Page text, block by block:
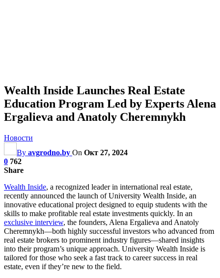
Wealth Inside Launches Real Estate
Education Program Led by Experts Alena
Ergalieva and Anatoly Cheremnykh
Новости
By avgrodno.by On Окт 27, 2024
0 762
Share
Wealth Inside, a recognized leader in international real estate,
recently announced the launch of University Wealth Inside, an
innovative educational project designed to equip students with the
skills to make profitable real estate investments quickly. In an
exclusive interview, the founders, Alena Ergalieva and Anatoly
Cheremnykh—both highly successful investors who advanced from
real estate brokers to prominent industry figures—shared insights
into their program’s unique approach. University Wealth Inside is
tailored for those who seek a fast track to career success in real
estate, even if they’re new to the field.